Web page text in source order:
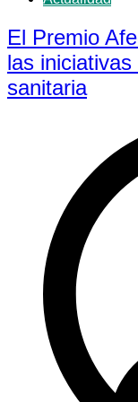
El Premio
las
sanitaria